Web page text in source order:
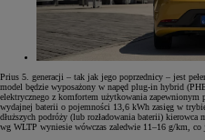
Prius 5. generacji – tak jak jego poprzednicy – jest
model będzie wyposażony w napęd plug-in hybrid
elektrycznego z komfortem użytkowania zapewnionym
wydajnej baterii o pojemności 13,6 kWh zasięg w
dłuższych podróży (lub rozładowania baterii)
wg WLTP wyniesie wówczas zaledwie 11–16 g/km,